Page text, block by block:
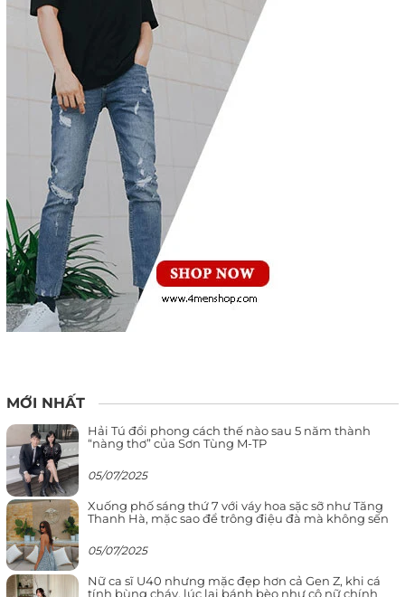
MỚI NHẤT
Hải Tú đổi phong cách thế nào sau 5 năm thành
“nàng thơ” của Sơn Tùng M-TP
05/07/2025
Xuống phố sáng thứ 7 với váy hoa sặc sỡ như Tăng
Thanh Hà, mặc sao để trông điệu đà mà không sến
05/07/2025
Nữ ca sĩ U40 nhưng mặc đẹp hơn cả Gen Z, khi cá
tính bùng cháy, lúc lại bánh bèo như cô nữ chính